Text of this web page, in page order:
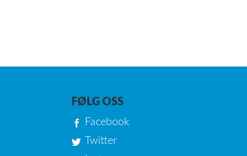
FØLG OSS
Facebook
Twitter